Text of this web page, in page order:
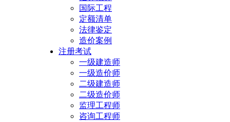
国际工程
定额清单
法律鉴定
造价案例
注册考试
一级建造师
一级造价师
二级建造师
二级造价师
监理工程师
咨询工程师